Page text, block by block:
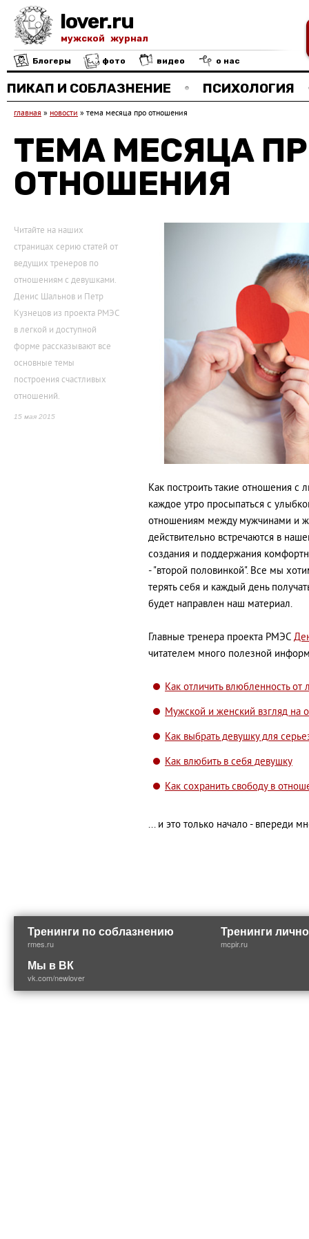
lover.ru
мужской журнал
Блогеры фото видео о нас
ПИКАП И СОБЛАЗНЕНИЕ ПСИХОЛОГИЯ
главная » новости » тема месяца про отношения
ТЕМА МЕСЯЦА
ОТНОШЕНИЯ
Читайте на наших
страницах серию статей от
ведущих тренеров по
отношениям с девушками.
Денис Шальнов и Петр
Кузнецов из проекта РМЭС
в легкой и доступной
форме рассказывают все
основные темы
построения счастливых
отношений.
15 мая 2015
Как построить такие отношения
каждое утро просыпаться с
отношениям между мужчинами и
действительно встречаются в
создания и поддержания
- "второй половинкой". Все мы
терять себя и каждый день
будет направлен наш материал.
Главные тренера проекта РМЭС
читателем много полезной
Как отличить влюбленность от
Мужской и женский взгляд на
Как выбрать девушку для
Как влюбить в себя девушку
Как сохранить свободу в
... и это только начало - впереди
Тренинги по соблазнению
rmes.ru
Тренинги
mcpir.ru
Мы в ВК
vk.com/newlover